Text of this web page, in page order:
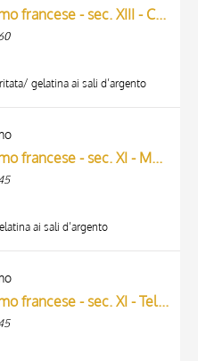
Anonimo francese - sec. XIII - Cristo crocifisso, particolare
gelatina ai sali d’argento
Anonimo francese - sec. XI - Motivi decorativi fitomorfi; Motivi decorativi a girali vegetali
ai sali d’argento
Anonimo francese - sec. XI - Telamoni; Motivi decorativi fitomorfi